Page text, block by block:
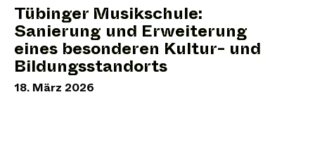
Tübinger Musikschule:
Sanierung und Erweiterung
eines besonderen Kultur- und
Bildungsstandorts
18. März 2026